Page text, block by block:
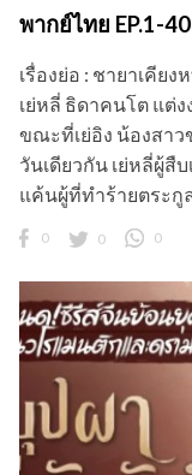
พากย์ไทย EP.1-
เรื่องย่อ : ชายาเคียง
เย่หลี่ ธิดาคนโต แต่
ขณะที่เย่อิง น้องสาว
วันเดียวกัน เย่หลี่ผู้สื
แค้นผู้ที่ทำร้ายตระกูล
0 0 0